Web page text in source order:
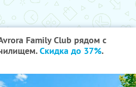
Family Club рядом с
Скидка до 37%.